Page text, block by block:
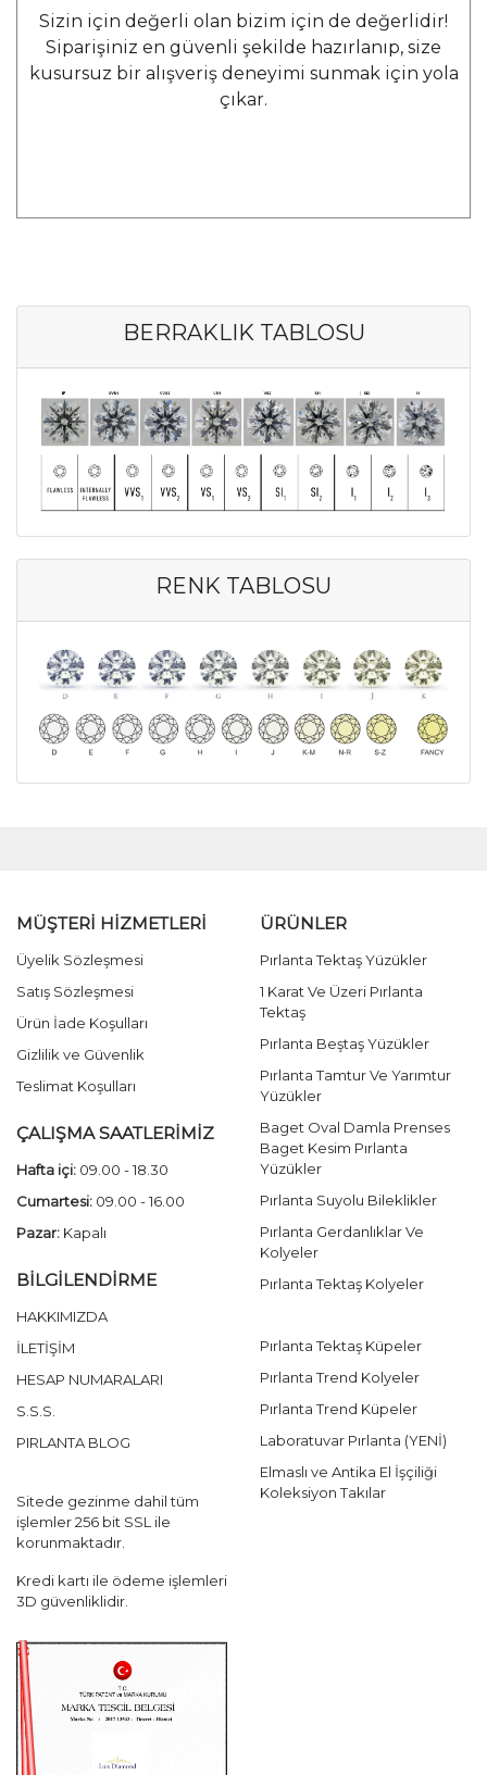
Sizin için değerli olan bizim için de değerlidir!
Siparişiniz en güvenli şekilde hazırlanıp, size
kusursuz bir alışveriş deneyimi sunmak için yola
çıkar.
BERRAKLIK TABLOSU
RENK TABLOSU
MÜŞTERİ HİZMETLERİ
Üyelik Sözleşmesi
Satış Sözleşmesi
Ürün İade Koşulları
Gizlilik ve Güvenlik
Teslimat Koşulları
ÇALIŞMA SAATLERİMİZ
Hafta içi: 09.00 - 18.30
Cumartesi: 09.00 - 16.00
Pazar: Kapalı
BİLGİLENDİRME
HAKKIMIZDA
İLETİŞİM
HESAP NUMARALARI
S.S.S.
PIRLANTA BLOG
Sitede gezinme dahil tüm
işlemler 256 bit SSL ile
korunmaktadır.
Kredi kartı ile ödeme işlemleri
3D güvenliklidir.
ÜRÜNLER
Pırlanta Tektaş Yüzükler
1 Karat Ve Üzeri Pırlanta
Tektaş
Pırlanta Beştaş Yüzükler
Pırlanta Tamtur Ve Yarımtur
Yüzükler
Baget Oval Damla Prenses
Baget Kesim Pırlanta
Yüzükler
Pırlanta Suyolu Bileklikler
Pırlanta Gerdanlıklar Ve
Kolyeler
Pırlanta Tektaş Kolyeler
Pırlanta Tektaş Küpeler
Pırlanta Trend Kolyeler
Pırlanta Trend Küpeler
Laboratuvar Pırlanta (YENİ)
Elmaslı ve Antika El İşçiliği
Koleksiyon Takılar